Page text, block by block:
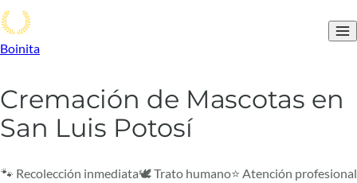
Boinita
Cremación de Mascotas en
San Luis Potosí
🐾 Recolección inmediata🕊️ Trato humano⭐ Atención profesional